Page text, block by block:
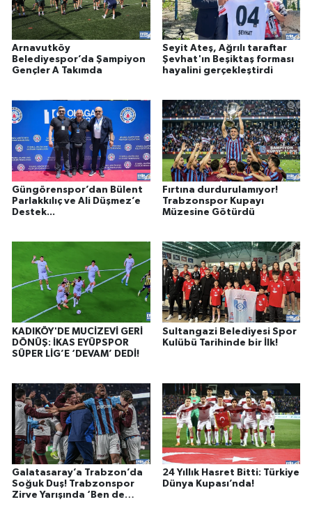
Arnavutköy
Belediyespor’da Şampiyon
Gençler A Takımda
Seyit Ateş, Ağrılı taraftar
Şevhat'ın Beşiktaş forması
hayalini gerçekleştirdi
Güngörenspor’dan Bülent
Parlakkılıç ve Ali Düşmez’e
Destek...
Fırtına durdurulamıyor!
Trabzonspor Kupayı
Müzesine Götürdü
KADIKÖY'DE MUCİZEVİ GERİ
DÖNÜŞ: İKAS EYÜPSPOR
SÜPER LİG’E ‘DEVAM’ DEDİ!
Sultangazi Belediyesi Spor
Kulübü Tarihinde bir İlk!
Galatasaray’a Trabzon’da
Soğuk Duş! Trabzonspor
Zirve Yarışında ‘Ben de
24 Yıllık Hasret Bitti: Türkiye
Dünya Kupası’nda!